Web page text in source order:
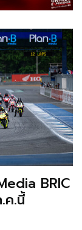
BRIC
ค.นี้